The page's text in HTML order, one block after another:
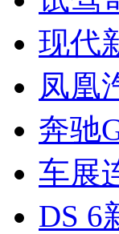
现代
凤凰
奔驰
车展
DS 6